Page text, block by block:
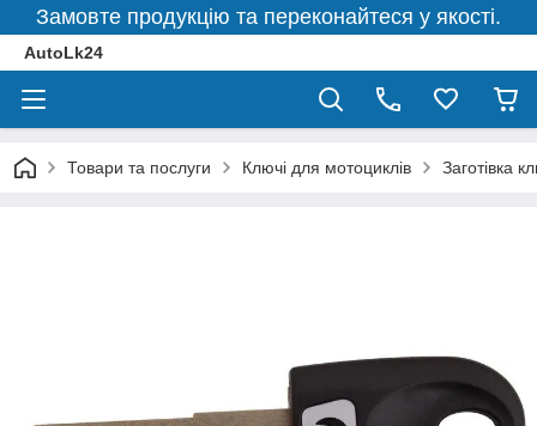
Замовте продукцію та переконайтеся у якості.
AutoLk24
Товари та послуги Ключі для мотоциклів Заготівка